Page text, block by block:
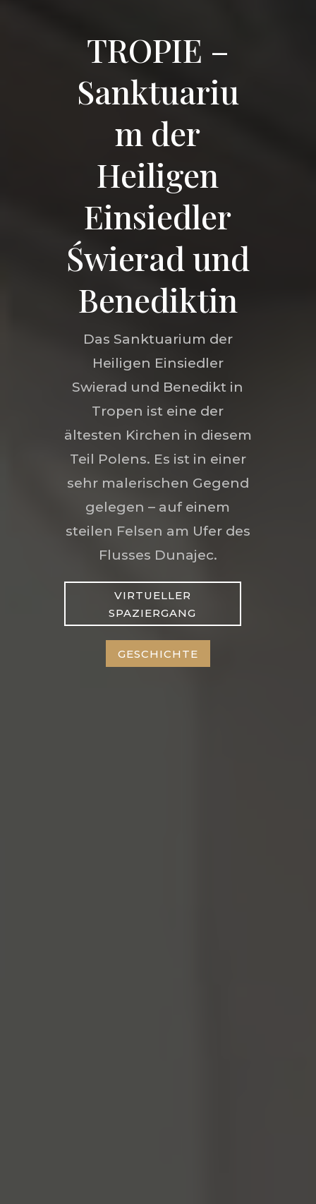
TROPIE –
Sanktuariu
m der
Heiligen
Einsiedler
Świerad und
Benediktin
Das Sanktuarium der
Heiligen Einsiedler
Swierad und Benedikt in
Tropen ist eine der
ältesten Kirchen in diesem
Teil Polens. Es ist in einer
sehr malerischen Gegend
gelegen – auf einem
steilen Felsen am Ufer des
Flusses Dunajec.
VIRTUELLER
SPAZIERGANG
GESCHICHTE